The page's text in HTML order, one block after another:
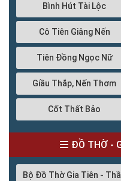
Bình Hút Tài Lộc
Cô Tiên Giâng Nến
Tiên Đồng Ngọc Nữ
Giầu Thắp, Nến Thơm
Cốt Thất Bảo
ĐỒ THỜ -
Bộ Đồ Thờ Gia Tiên -